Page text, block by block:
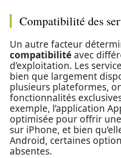
Compatibilité des
Un autre facteur
compatibilité avec
d’exploitation. Les
bien que largement
plusieurs plateformes,
fonctionnalités
exemple, l’application
optimisée pour offrir
sur iPhone, et bien
Android, certaines
absentes.